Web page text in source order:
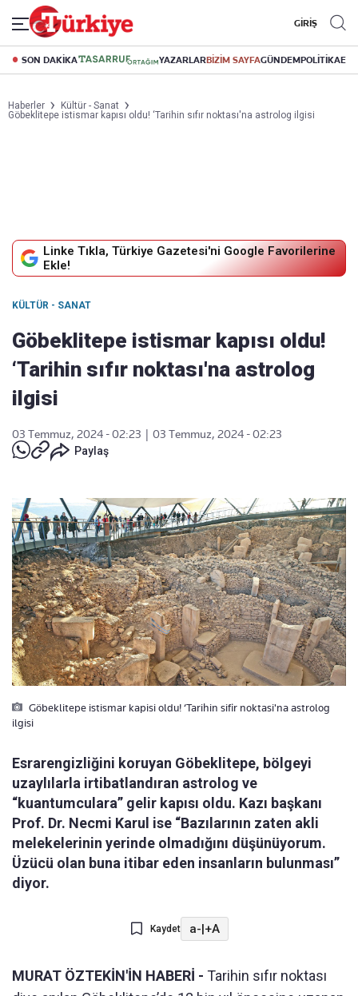
GİRİŞ
SON DAKİKA YAZARLARBİZİM SAYFAGÜNDEMPOLİTİKA
Haberler
Kültür - Sanat
Göbeklitepe istismar kapısı oldu! ‘Tarihin sıfır noktası'na astrolog ilgisi
Linke Tıkla, Türkiye Gazetesi'ni Google Favorilerine
Ekle!
KÜLTÜR - SANAT
Göbeklitepe istismar kapısı oldu!
‘Tarihin sıfır noktası'na astrolog
ilgisi
03 Temmuz, 2024 - 02:23
03 Temmuz, 2024 - 02:23
Paylaş
Göbeklitepe istismar kapisi oldu! ‘Tarihin sifir noktasi'na astrolog
ilgisi
Esrarengizliğini koruyan Göbeklitepe, bölgeyi
uzaylılarla irtibatlandıran astrolog ve
“kuantumculara” gelir kapısı oldu. Kazı başkanı
Prof. Dr. Necmi Karul ise “Bazılarının zaten akli
melekelerinin yerinde olmadığını düşünüyorum.
Üzücü olan buna itibar eden insanların bulunması”
diyor.
Kaydet a-|+A
MURAT ÖZTEKİN'İN HABERİ - Tarihin sıfır noktası